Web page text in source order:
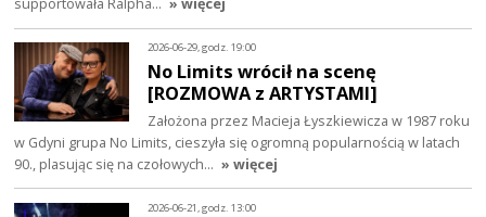
2026-06-29, godz. 19:00
No Limits wrócił na scenę
[ROZMOWA z ARTYSTAMI]
Założona przez Macieja Łyszkiewicza w 1987 roku
w Gdyni grupa No Limits, cieszyła się ogromną popularnością w latach
90., plasując się na czołowych… » więcej
2026-06-21, godz. 13:00